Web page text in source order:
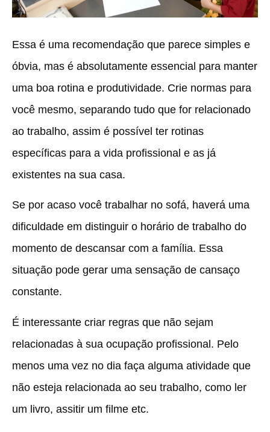
Essa é uma recomendação que parece simples e
óbvia, mas é absolutamente essencial para manter
uma boa rotina e produtividade. Crie normas para
você mesmo, separando tudo que for relacionado
ao trabalho, assim é possível ter rotinas
específicas para a vida profissional e as já
existentes na sua casa.
Se por acaso você trabalhar no sofá, haverá uma
dificuldade em distinguir o horário de trabalho do
momento de descansar com a família. Essa
situação pode gerar uma sensação de cansaço
constante.
É interessante criar regras que não sejam
relacionadas à sua ocupação profissional. Pelo
menos uma vez no dia faça alguma atividade que
não esteja relacionada ao seu trabalho, como ler
um livro, assitir um filme etc.